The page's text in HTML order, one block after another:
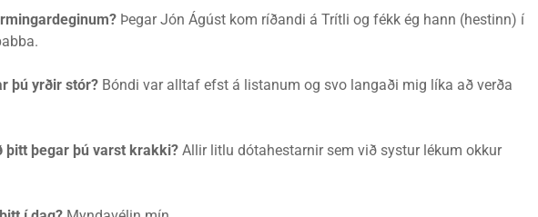
Þegar Jón Ágúst kom ríðandi á Trítli og fékk ég hann (hestinn) í
þú yrðir stór? Bóndi var alltaf efst á listanum og svo langaði mig líka að verða
þitt þegar þú varst krakki? Allir litlu dótahestarnir sem við systur lékum okkur